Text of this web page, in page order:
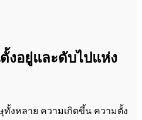
งอยู่และดับไปแห่ง
งหลาย ความเกิดขึ้น ความตั้ง